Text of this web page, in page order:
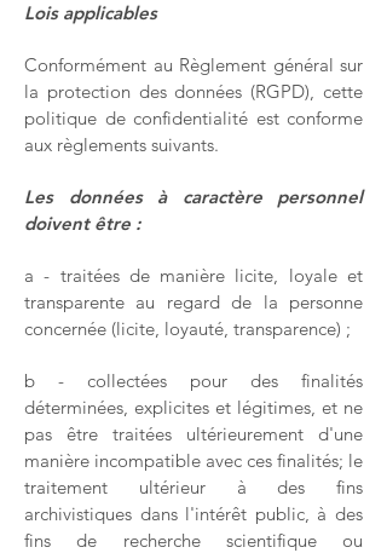
Lois applicables
Conformément au Règlement général sur
la protection des données (RGPD), cette
politique de confidentialité est conforme
aux règlements suivants.
Les données à caractère personnel
doivent être :
a - traitées de manière licite, loyale et
transparente au regard de la personne
concernée (licite, loyauté, transparence) ;
b - collectées pour des finalités
déterminées, explicites et légitimes, et ne
pas être traitées ultérieurement d'une
manière incompatible avec ces finalités; le
traitement ultérieur à des fins
archivistiques dans l'intérêt public, à des
fins de recherche scientifique ou